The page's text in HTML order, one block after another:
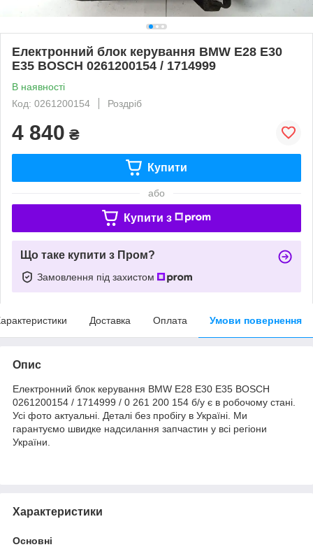
Електронний блок керування BMW E28 E30
E35 BOSCH 0261200154 / 1714999
В наявності
Код: 0261200154
Роздріб
4 840 ₴
Купити
або
Купити з
Що таке купити з Пром?
Замовлення під захистом
Доставка Оплата Умови повернення
Опис
Електронний блок керування BMW E28 E30 E35 BOSCH
0261200154 / 1714999 / 0 261 200 154 б/у є в робочому стані.
Усі фото актуальні. Деталі без пробігу в Україні. Ми
гарантуємо швидке надсилання запчастин у всі регіони
України.
Характеристики
Основні